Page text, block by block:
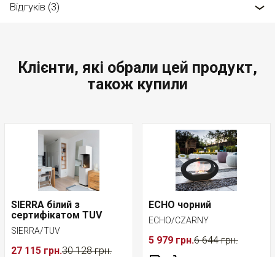
Відгуків (3)
Клієнти, які обрали цей продукт,
також купили
SIERRA білий з
сертифікатом TUV
SIERRA/TUV
27 115 грн.30 128 грн.
ECHO чорний
ECHO/CZARNY
5 979 грн.6 644 грн.